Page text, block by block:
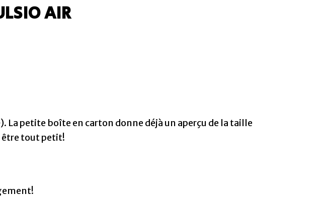
AIR
La petite boîte en carton donne déjà un aperçu de la taille
être tout petit!